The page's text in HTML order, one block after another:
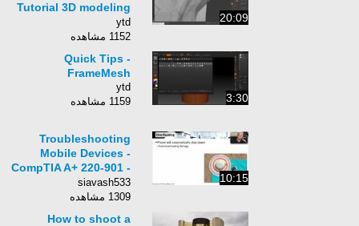
20:09
Tutorial 3D modeling
wood carving
ytd
1152 مشاهده
3:30
Quick Tips -
FrameMesh
ytd
1159 مشاهده
10:15
Troubleshooting
Mobile Devices -
CompTIA A+ 220-901 -
4.5
siavash533
1309 مشاهده
How to shoot a